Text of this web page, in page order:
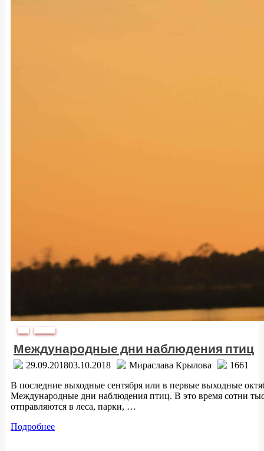
/
Международные дни наблюдения птиц
29.09.201803.10.2018 Мираслава Крылова
1661
В последние выходные сентября или в первые выходные
Международные дни наблюдения птиц. В это время сотни
отправляются в леса, парки, …
Подробнее